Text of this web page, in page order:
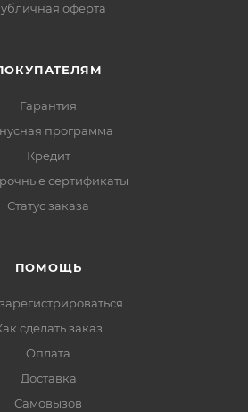
оферта
Гарантия
программа
Кредит
сертификаты
Статус заказа
ПОМОЩЬ
сделать заказ
Оплата
Доставка
Самовызов